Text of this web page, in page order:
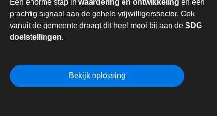
Een enorme stap in waardering en ontwikkeling én een
prachtig signaal aan de gehele vrijwilligerssector. Ook
vanuit de gemeente draagt dit heel mooi bij aan de SDG
doelstellingen.
Bekijk oplossing